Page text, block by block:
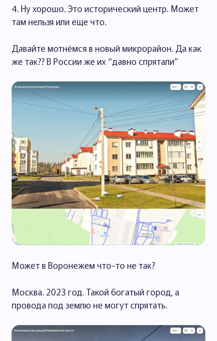
4. Ну хорошо. Это исторический центр. Может
там нельзя или еще что.
Давайте мотнёмся в новый микрорайон. Да как
же так?? В России же их “давно спрятали”
Может в Воронежем что-то не так?
Москва. 2023 год. Такой богатый город, а
провода под землю не могут спрятать.